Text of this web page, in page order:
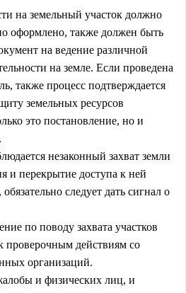
на земельный участок должно
оформлено, также должен быть
на ведение различной
на земле. Если проведена
также процесс подтверждается
земельных ресурсов
это постановление, но и
незаконный захват земли
и перекрытие доступа к ней
следует дать сигнал о
по поводу захвата участков
проверочным действиям со
организаций.
и физических лиц, и